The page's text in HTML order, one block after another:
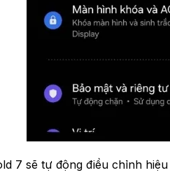
7 sẽ tự động điều chỉnh